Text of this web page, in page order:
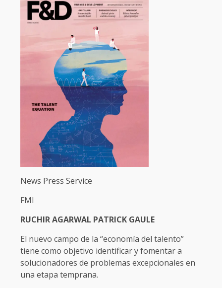
News Press Service
FMI
RUCHIR AGARWAL PATRICK GAULE
El nuevo campo de la “economía del talento”
tiene como objetivo identificar y fomentar a
solucionadores de problemas excepcionales en
una etapa temprana.